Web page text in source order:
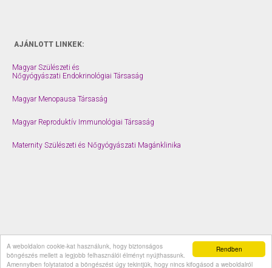
Rendben
A weboldalon cookie-kat használunk, hogy biztonságos
böngészés mellett a legjobb felhasználói élményt nyújthassunk.
Amennyiben folytatatod a böngészést úgy tekintjük, hogy nincs kifogásod a weboldalról
AJÁNLOTT LINKEK:
Magyar Szülészeti és
Nőgyógyászati Endokrinológiai Társaság
Magyar Menopausa Társaság
Magyar Reproduktív Immunológiai Társaság
Maternity Szülészeti és Nőgyógyászati Magánklinika
© 2026 drberes.hu |Impresszum